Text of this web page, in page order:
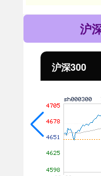
沪
沪深300